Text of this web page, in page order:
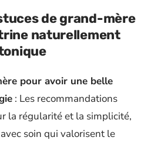
de grand-mère
naturellement
pour avoir une belle
: Les recommandations
la régularité et la simplicité,
soin qui valorisent le